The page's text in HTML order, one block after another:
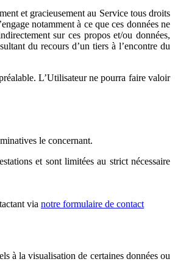
et gracieusement au Service tous droits
notamment à ce que ces données ne
sur ces propos et/ou données,
du recours d’un tiers à l’encontre du
L’Utilisateur ne pourra faire valoir
le concernant.
et sont limitées au strict nécessaire
via notre formulaire de contact
à la visualisation de certaines données ou